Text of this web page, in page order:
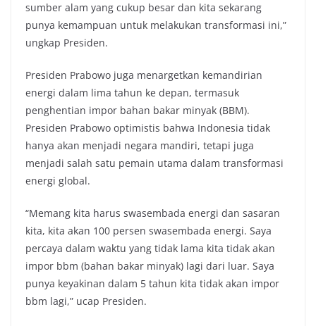
sumber alam yang cukup besar dan kita sekarang
punya kemampuan untuk melakukan transformasi ini,”
ungkap Presiden.
Presiden Prabowo juga menargetkan kemandirian
energi dalam lima tahun ke depan, termasuk
penghentian impor bahan bakar minyak (BBM).
Presiden Prabowo optimistis bahwa Indonesia tidak
hanya akan menjadi negara mandiri, tetapi juga
menjadi salah satu pemain utama dalam transformasi
energi global.
“Memang kita harus swasembada energi dan sasaran
kita, kita akan 100 persen swasembada energi. Saya
percaya dalam waktu yang tidak lama kita tidak akan
impor bbm (bahan bakar minyak) lagi dari luar. Saya
punya keyakinan dalam 5 tahun kita tidak akan impor
bbm lagi,” ucap Presiden.